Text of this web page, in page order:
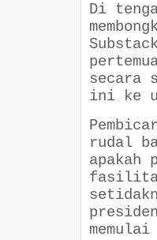
Di
secara
ini ke
rudal
apakah